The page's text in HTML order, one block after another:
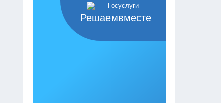
Решаемвместе